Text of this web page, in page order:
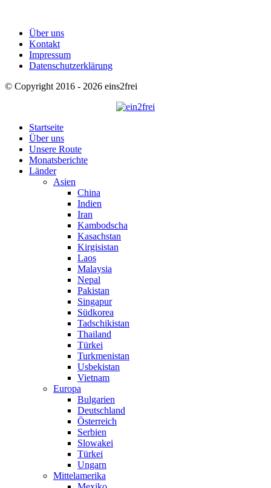
Über uns
Kontakt
Impressum
Datenschutzerklärung
© Copyright 2016 - 2026 eins2frei
Startseite
Über uns
Unsere Route
Monatsberichte
Länder
Asien
China
Indien
Iran
Kambodscha
Kasachstan
Kirgisistan
Laos
Malaysia
Nepal
Pakistan
Singapur
Südkorea
Tadschikistan
Thailand
Türkei
Turkmenistan
Usbekistan
Vietnam
Europa
Bulgarien
Deutschland
Österreich
Serbien
Slowakei
Türkei
Ungarn
Mittelamerika